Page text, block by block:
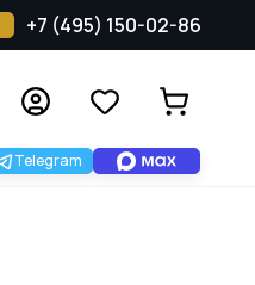
+7 (495) 150-02-86
Telegram